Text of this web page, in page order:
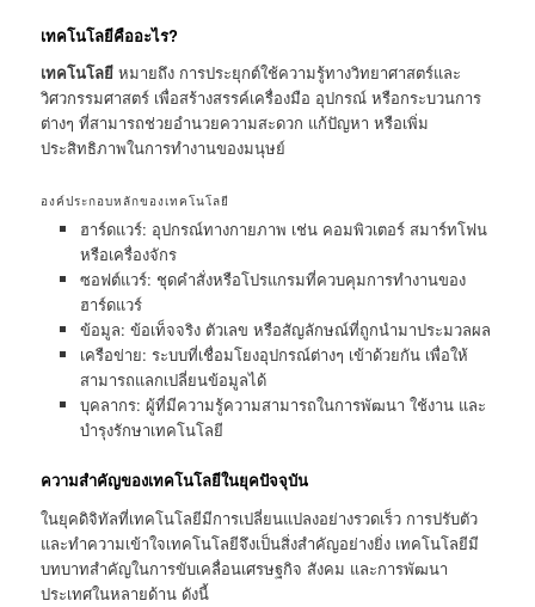
เทคโนโลยีคืออะไร?
เทคโนโลยี หมายถึง การประยุกต์ใช้ความรู้ทางวิทยาศาสตร์และ
วิศวกรรมศาสตร์ เพื่อสร้างสรรค์เครื่องมือ อุปกรณ์ หรือกระบวนการ
ต่างๆ ที่สามารถช่วยอำนวยความสะดวก แก้ปัญหา หรือเพิ่ม
ประสิทธิภาพในการทำงานของมนุษย์
องค์ประกอบหลักของเทคโนโลยี
ฮาร์ดแวร์: อุปกรณ์ทางกายภาพ เช่น คอมพิวเตอร์ สมาร์ทโฟน
หรือเครื่องจักร
ซอฟต์แวร์: ชุดคำสั่งหรือโปรแกรมที่ควบคุมการทำงานของ
ฮาร์ดแวร์
ข้อมูล: ข้อเท็จจริง ตัวเลข หรือสัญลักษณ์ที่ถูกนำมาประมวลผล
เครือข่าย: ระบบที่เชื่อมโยงอุปกรณ์ต่างๆ เข้าด้วยกัน เพื่อให้
สามารถแลกเปลี่ยนข้อมูลได้
บุคลากร: ผู้ที่มีความรู้ความสามารถในการพัฒนา ใช้งาน และ
บำรุงรักษาเทคโนโลยี
ความสำคัญของเทคโนโลยีในยุคปัจจุบัน
ในยุคดิจิทัลที่เทคโนโลยีมีการเปลี่ยนแปลงอย่างรวดเร็ว การปรับตัว
และทำความเข้าใจเทคโนโลยีจึงเป็นสิ่งสำคัญอย่างยิ่ง เทคโนโลยีมี
บทบาทสำคัญในการขับเคลื่อนเศรษฐกิจ สังคม และการพัฒนา
ประเทศในหลายด้าน ดังนี้